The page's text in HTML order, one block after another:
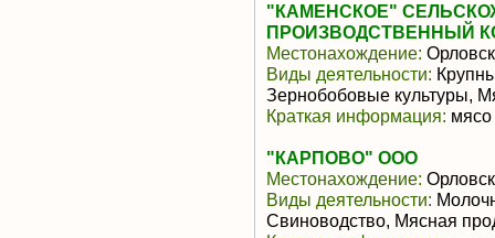
"КАМЕНСКОЕ"
ПРОИЗВОДСТВЕННЫЙ
Местонахождение:
Виды деятельности:
Зернобобовые культуры,
Краткая информация: мясо
"КАРПОВО" ООО
Местонахождение:
Виды деятельности:
Свиноводство, Мясная